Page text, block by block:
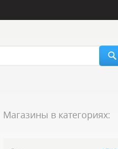
Магазины в категориях: